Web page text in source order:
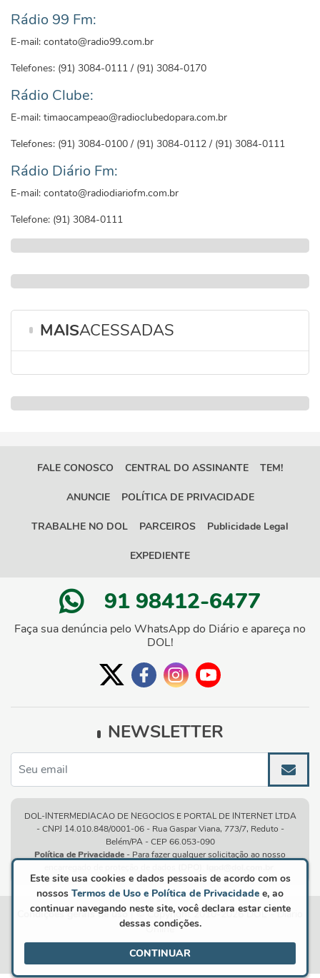
Este site usa cookies e dados pessoais de acordo com os
nossos Termos de Uso e Política de Privacidade e, ao
continuar navegando neste site, você declara estar ciente
dessas condições.
CONTINUAR
Rádio 99 Fm:
E-mail: contato@radio99.com.br
Telefones: (91) 3084-0111 / (91) 3084-0170
Rádio Clube:
E-mail: timaocampeao@radioclubedopara.com.br
Telefones: (91) 3084-0100 / (91) 3084-0112 / (91) 3084-0111
Rádio Diário Fm:
E-mail: contato@radiodiariofm.com.br
Telefone: (91) 3084-0111
MAISACESSADAS
FALE CONOSCO CENTRAL DO ASSINANTE TEM!
ANUNCIE POLÍTICA DE PRIVACIDADE
TRABALHE NO DOL PARCEIROS Publicidade Legal
EXPEDIENTE
91 98412-6477
Faça sua denúncia pelo WhatsApp do Diário e apareça no
DOL!
NEWSLETTER
DOL-INTERMEDIACAO DE NEGOCIOS E PORTAL DE INTERNET LTDA
- CNPJ 14.010.848/0001-06 - Rua Gaspar Viana, 773/7, Reduto -
Belém/PA - CEP 66.053-090
Política de Privacidade - Para fazer qualquer solicitação ao nosso
Condições gerais de uso | © Copyright 2010-2026 DOL - Diário
Online